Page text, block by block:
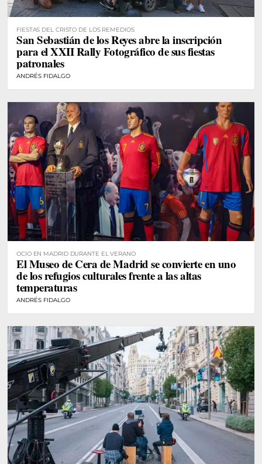
FIESTAS DEL CRISTO DE LOS REMEDIOS
San Sebastián de los Reyes abre la inscripción
para el XXII Rally Fotográfico de sus fiestas
patronales
ANDRÉS FIDALGO
OCIO EN MADRID DURANTE EL VERANO
El Museo de Cera de Madrid se convierte en uno
de los refugios culturales frente a las altas
temperaturas
ANDRÉS FIDALGO